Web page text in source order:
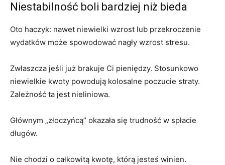
Niestabilność boli bardziej niż bieda
Oto haczyk: nawet niewielki wzrost lub przekroczenie
wydatków może spowodować nagły wzrost stresu.
Zwłaszcza jeśli już brakuje Ci pieniędzy. Stosunkowo
niewielkie kwoty powodują kolosalne poczucie straty.
Zależność ta jest nieliniowa.
Głównym „złoczyńcą” okazała się trudność w spłacie
długów.
Nie chodzi o całkowitą kwotę, którą jesteś winien.